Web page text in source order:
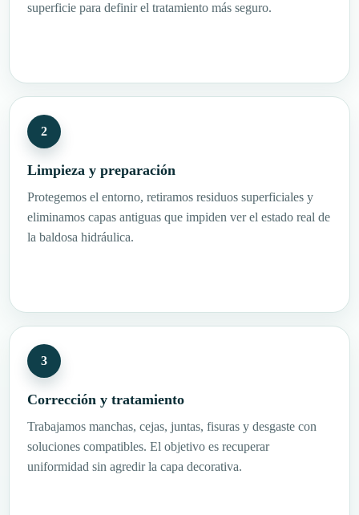
superficie para definir el tratamiento más seguro.
Limpieza y preparación
Protegemos el entorno, retiramos residuos superficiales y
eliminamos capas antiguas que impiden ver el estado real de
la baldosa hidráulica.
Corrección y tratamiento
Trabajamos manchas, cejas, juntas, fisuras y desgaste con
soluciones compatibles. El objetivo es recuperar
uniformidad sin agredir la capa decorativa.